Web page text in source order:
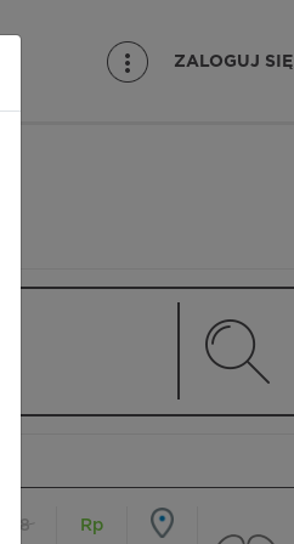
ZALOGUJ SIĘ
18
Rp